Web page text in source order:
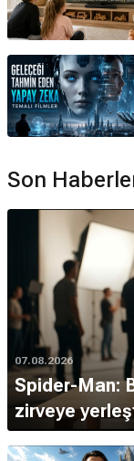
Son
07.08.2026
Spider-Man:
zirveye